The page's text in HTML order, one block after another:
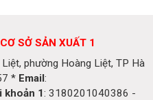
SỞ SẢN XUẤT 1
phường Hoàng Liệt, TP Hà
* Email:
khoản 1: 3180201040386 -